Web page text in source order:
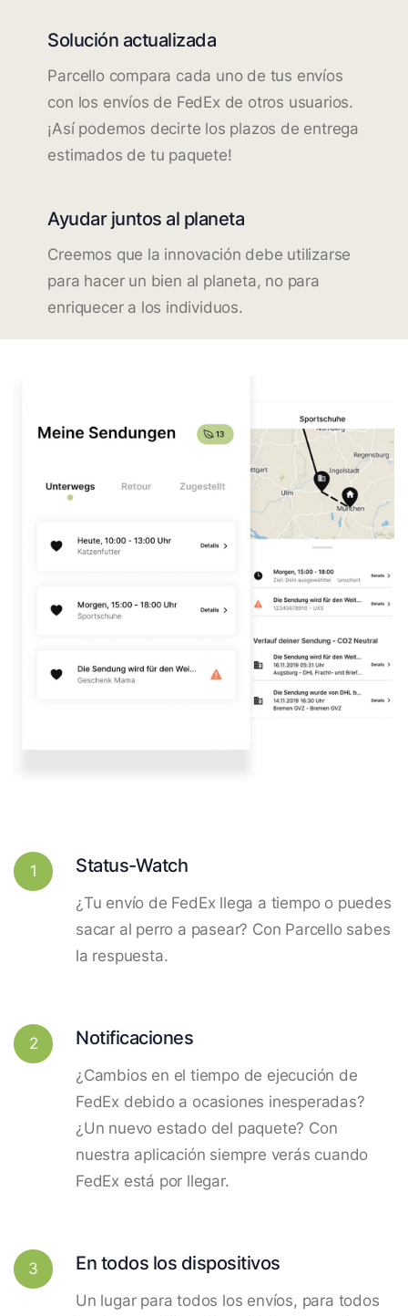
Solución actualizada
Parcello compara cada uno de tus envíos
con los envíos de FedEx de otros usuarios.
¡Así podemos decirte los plazos de entrega
estimados de tu paquete!
Ayudar juntos al planeta
Creemos que la innovación debe utilizarse
para hacer un bien al planeta, no para
enriquecer a los individuos.
1 Status-Watch
¿Tu envío de FedEx llega a tiempo o puedes
sacar al perro a pasear? Con Parcello sabes
la respuesta.
2 Notificaciones
¿Cambios en el tiempo de ejecución de
FedEx debido a ocasiones inesperadas?
¿Un nuevo estado del paquete? Con
nuestra aplicación siempre verás cuando
FedEx está por llegar.
3 En todos los dispositivos
Un lugar para todos los envíos, para todos